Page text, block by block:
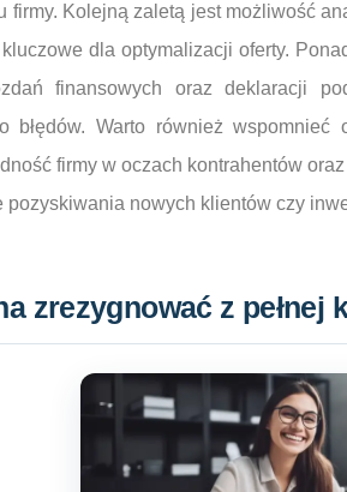
firmy. Kolejną zaletą jest możliwość
kluczowe dla optymalizacji oferty.
finansowych oraz deklaracji
błędów. Warto również
firmy w oczach kontrahentów
pozyskiwania nowych klientów czy
zrezygnować z pełnej